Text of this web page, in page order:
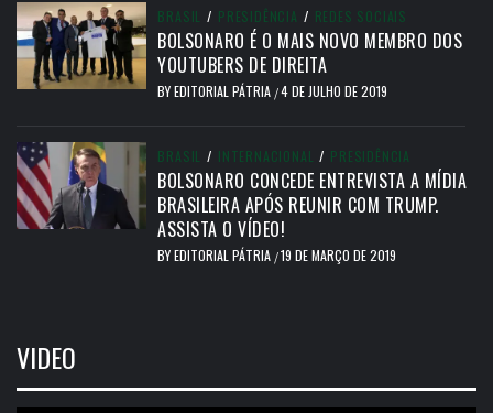
BRASIL / PRESIDÊNCIA / REDES SOCIAIS
BOLSONARO É O MAIS NOVO MEMBRO DOS
YOUTUBERS DE DIREITA
BYEDITORIAL PÁTRIA /4 DE JULHO DE 2019
BRASIL / INTERNACIONAL / PRESIDÊNCIA
BOLSONARO CONCEDE ENTREVISTA A MÍDIA
BRASILEIRA APÓS REUNIR COM TRUMP.
ASSISTA O VÍDEO!
BYEDITORIAL PÁTRIA /19 DE MARÇO DE 2019
VIDEO